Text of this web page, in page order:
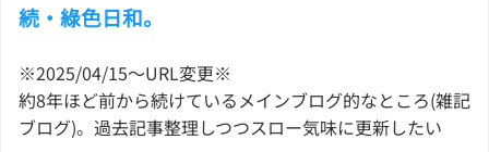
続・綠色日和。
※2025/04/15〜URL変更※
約8年ほど前から続けているメインブログ的なところ(雑記
ブログ)。過去記事整理しつつスロー気味に更新したい